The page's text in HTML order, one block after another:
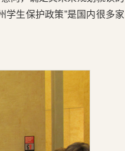
学生保护政策”是国内很多家